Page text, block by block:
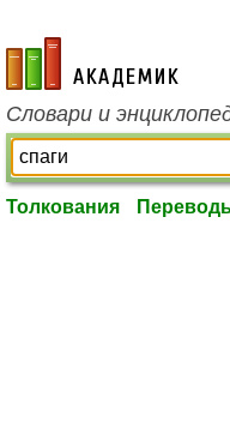
academic.ru
Словари и
Толкования